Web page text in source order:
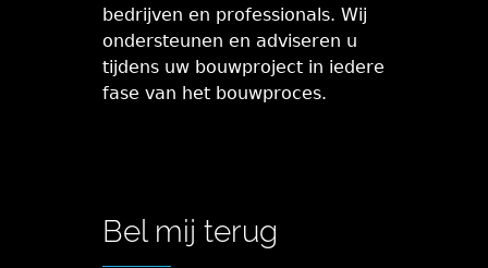
bedrijven en professionals. Wij
ondersteunen en adviseren u
tijdens uw bouwproject in iedere
fase van het bouwproces.
Bel mij terug